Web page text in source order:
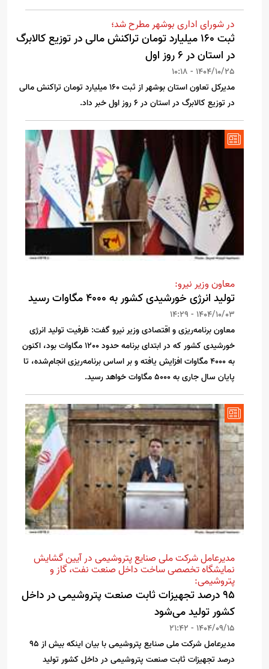
در شورای اداری بوشهر مطرح شد؛
ثبت 160 میلیارد تومان تراکنش مالی در توزیع کالابرگ
در استان در 6 روز اول
1404/10/25 - 10:18
مدیرکل تعاون استان بوشهر از ثبت 160 میلیارد تومان تراکنش مالی
در توزیع کالابرگ در استان در 6 روز اول خبر داد.
معاون وزیر نیرو:
تولید انرژی خورشیدی کشور به 4000 مگاوات رسید
1404/10/03 - 14:29
معاون برنامه‌ریزی و اقتصادی وزیر نیرو گفت: ظرفیت تولید انرژی
خورشیدی کشور که در ابتدای برنامه حدود 1200 مگاوات بود، اکنون
به 4000 مگاوات افزایش یافته و بر اساس برنامه‌ریزی انجام‌شده، تا
پایان سال جاری به 5000 مگاوات خواهد رسید.
مدیرعامل شرکت ملی صنایع پتروشیمی در آیین گشایش
نمایشگاه تخصصی ساخت داخل صنعت نفت، گاز و
پتروشیمی:
۹۵ درصد تجهیزات ثابت صنعت پتروشیمی در داخل
کشور تولید می‌شود
1404/09/15 - 21:42
مدیرعامل شرکت ملی صنایع پتروشیمی با بیان اینکه بیش از 95
درصد تجهیزات ثابت صنعت پتروشیمی در داخل کشور تولید